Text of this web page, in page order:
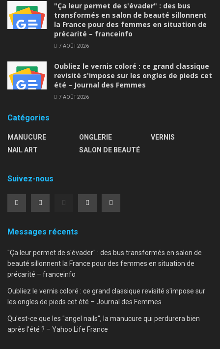
"Ça leur permet de s'évader" : des bus
transformés en salon de beauté sillonnent
la France pour des femmes en situation de
précarité – franceinfo
7 AOÛT 2026
Oubliez le vernis coloré : ce grand classique
revisité s'impose sur les ongles de pieds cet
été – Journal des Femmes
7 AOÛT 2026
Catégories
MANUCURE
NAIL ART
ONGLERIE
SALON DE BEAUTÉ
VERNIS
Suivez-nous
Messages récents
"Ça leur permet de s'évader" : des bus transformés en salon de
beauté sillonnent la France pour des femmes en situation de
précarité – franceinfo
Oubliez le vernis coloré : ce grand classique revisité s'impose sur
les ongles de pieds cet été – Journal des Femmes
Qu'est-ce que les "angel nails", la manucure qui perdurera bien
après l'été ? – Yahoo Life France